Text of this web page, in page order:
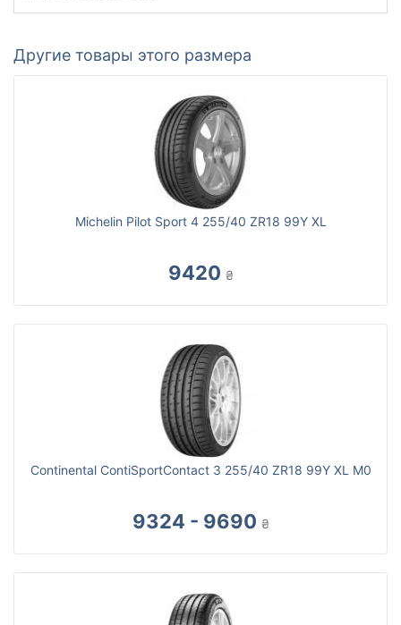
Другие товары этого размера
Michelin Pilot Sport 4 255/40 ZR18 99Y XL
9420 ₴
Continental ContiSportContact 3 255/40 ZR18 99Y XL M0
9324 - 9690 ₴